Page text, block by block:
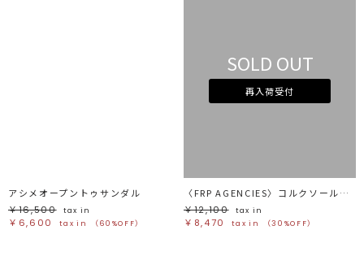
アシメオープントゥサンダル
￥16,500
tax in
￥6,600 tax in （60%OFF）
SOLD OUT
再入荷受付
〈FRP AGENCIES〉コルクソールクロスサンダル
￥12,100
tax in
￥8,470 tax in （30%OFF）